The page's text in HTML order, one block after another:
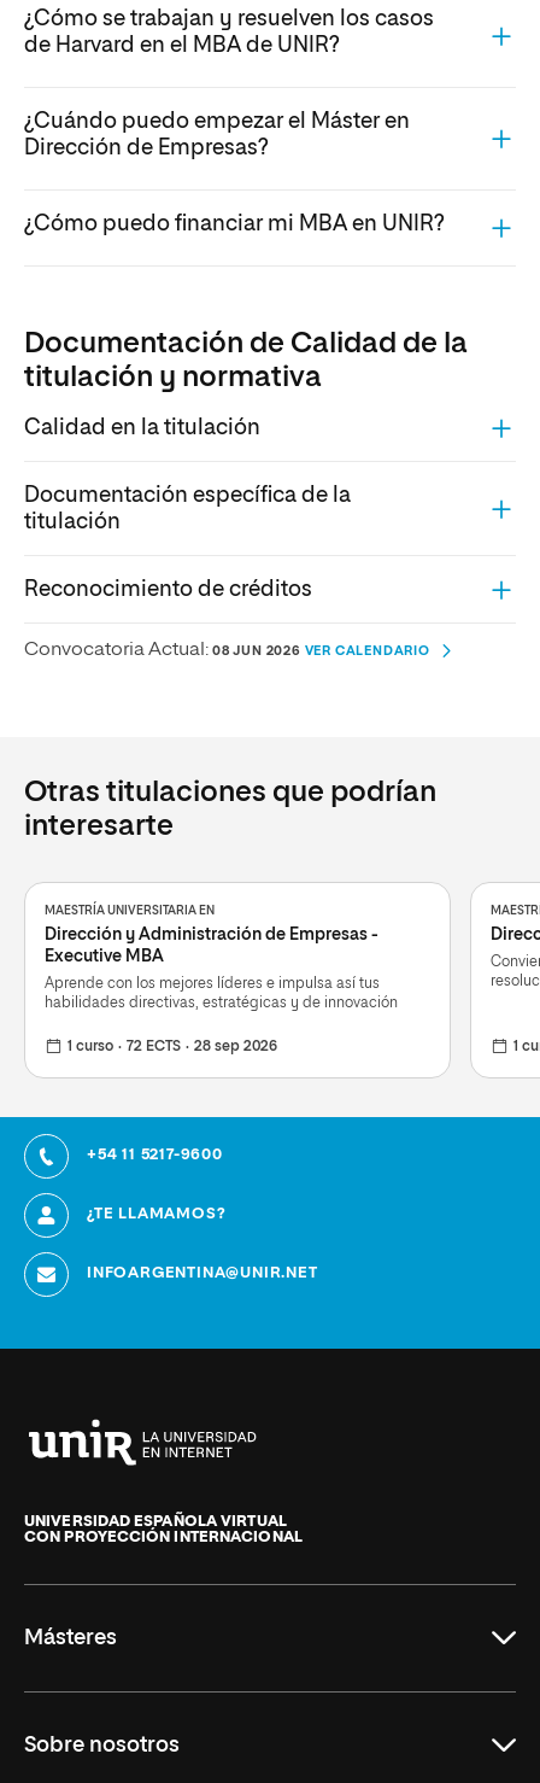
¿Cómo se trabajan y resuelven los casos
de Harvard en el MBA de UNIR?
¿Cuándo puedo empezar el Máster en
Dirección de Empresas?
¿Cómo puedo financiar mi MBA en UNIR?
Documentación de Calidad de la
titulación y normativa
Calidad en la titulación
Documentación específica de la
titulación
Reconocimiento de créditos
Convocatoria Actual: 08 JUN 2026 VER CALENDARIO
Otras titulaciones que podrían
interesarte
MAESTRÍA UNIVERSITARIA EN
Dirección y Administración de Empresas -
Executive MBA
Aprende con los mejores líderes e impulsa así tus
habilidades directivas, estratégicas y de innovación
1 curso 72 ECTS 28 sep 2026 1
+54 11 5217-9600
¿TE LLAMAMOS?
INFOARGENTINA@UNIR.NET
de
La
UNIVERSIDAD ESPAÑOLA VIRTUAL
CON PROYECCIÓN INTERNACIONAL
Másteres
Derecho
Sobre nosotros